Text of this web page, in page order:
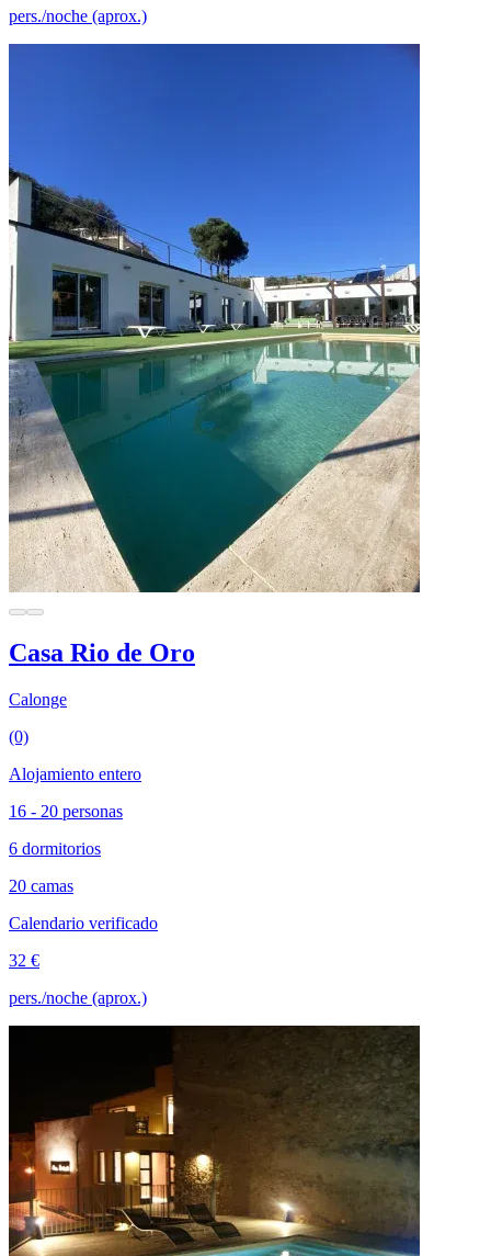
pers./noche (aprox.)
Casa Rio de Oro
Calonge
(0)
Alojamiento entero
16 - 20 personas
6 dormitorios
20 camas
Calendario verificado
32 €
pers./noche (aprox.)